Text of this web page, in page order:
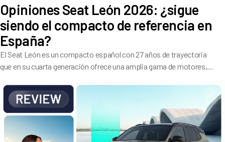
Opiniones Seat León 2026: ¿sigue
siendo el compacto de referencia en
España?
El Seat León es un compacto español con 27 años de trayectoria
que en su cuarta generación ofrece una amplia gama de motores,